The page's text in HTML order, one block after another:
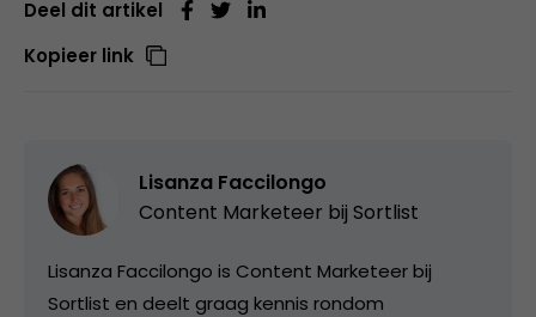
Deel dit artikel
Kopieer link
Lisanza Faccilongo
Content Marketeer bij Sortlist
Lisanza Faccilongo is Content Marketeer bij
Sortlist en deelt graag kennis rondom